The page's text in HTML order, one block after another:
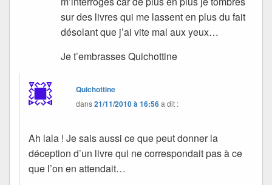
sur des livres qui me lassent en plus du fait
désolant que j’ai vite mal aux yeux…
Je t’embrasses Quichottine
Quichottine
dans21/11/2010 à 16:56a dit :
Ah lala ! Je sais aussi ce que peut donner la
déception d’un livre qui ne correspondait pas à ce
que l’on en attendait…